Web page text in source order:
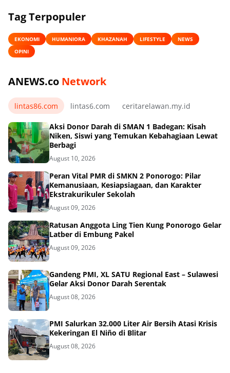
Tag Terpopuler
EKONOMI HUMANIORA KHAZANAH LIFESTYLE
NEWS
OPINI
ANEWS.co Network
lintas86.com lintas6.com ceritarelawan.my.id
Aksi Donor Darah di SMAN 1 Badegan: Kisah
Niken, Siswi yang Temukan Kebahagiaan Lewat
Berbagi
August 10, 2026
Peran Vital PMR di SMKN 2 Ponorogo: Pilar
Kemanusiaan, Kesiapsiagaan, dan Karakter
Ekstrakurikuler Sekolah
August 09, 2026
Ratusan Anggota Ling Tien Kung Ponorogo Gelar
Latber di Embung Pakel
August 09, 2026
Gandeng PMI, XL SATU Regional East – Sulawesi
Gelar Aksi Donor Darah Serentak
August 08, 2026
PMI Salurkan 32.000 Liter Air Bersih Atasi Krisis
Kekeringan El Niño di Blitar
August 08, 2026